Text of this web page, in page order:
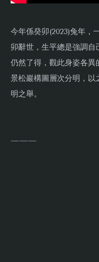
今年係癸卯(2023)兔年，
卯辭世，生平總是強調
仍然了得，觀此身姿各
景松巖構圖層次分明，以
明之舉。
———